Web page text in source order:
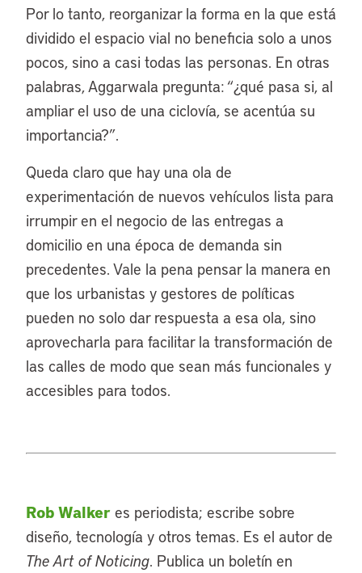
Por lo tanto, reorganizar la forma en la que está
dividido el espacio vial no beneficia solo a unos
pocos, sino a casi todas las personas. En otras
palabras, Aggarwala pregunta: “¿qué pasa si, al
ampliar el uso de una ciclovía, se acentúa su
importancia?”.
Queda claro que hay una ola de
experimentación de nuevos vehículos lista para
irrumpir en el negocio de las entregas a
domicilio en una época de demanda sin
precedentes. Vale la pena pensar la manera en
que los urbanistas y gestores de políticas
pueden no solo dar respuesta a esa ola, sino
aprovecharla para facilitar la transformación de
las calles de modo que sean más funcionales y
accesibles para todos.
Rob Walker es periodista; escribe sobre
diseño, tecnología y otros temas. Es el autor de
The Art of Noticing. Publica un boletín en